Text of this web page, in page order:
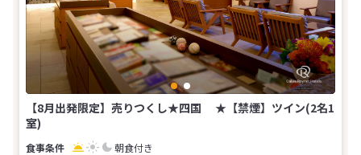
【8月出発限定】売りつくし★四国 ★【禁煙】ツイン(2名1
室)
朝食付き